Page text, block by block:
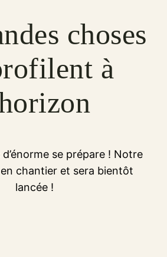
choses
à
se prépare ! Notre
chantier et sera bientôt
lancée !